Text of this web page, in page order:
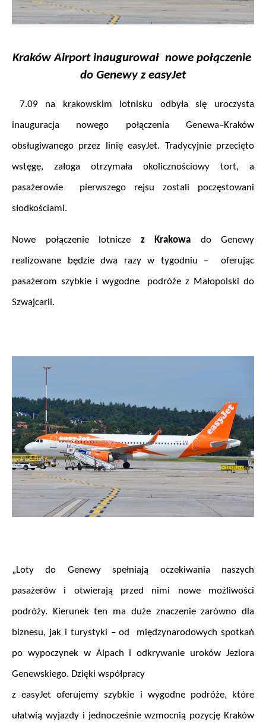
Kraków Airport inaugurował  nowe połączenie
do Genewy z easyJet
inauguracja nowego połączenia Genewa–Kraków
obsługiwanego przez linię easyJet. Tradycyjnie przecięto
wstęgę, załoga otrzymała okolicznościowy tort, a
pasażerowie  pierwszego rejsu zostali poczęstowani
słodkościami.
Nowe połączenie lotnicze z Krakowa do Genewy
realizowane będzie dwa razy w tygodniu –  oferując
pasażerom szybkie i wygodne  podróże z Małopolski do
Szwajcarii.
„Loty do Genewy spełniają oczekiwania naszych
pasażerów i otwierają przed nimi nowe możliwości
podróży. Kierunek ten ma duże znaczenie zarówno dla
biznesu, jak i turystyki – od  międzynarodowych spotkań
po wypoczynek w Alpach i odkrywanie uroków Jeziora
Genewskiego. Dzięki współpracy
z easyJet oferujemy szybkie i wygodne podróże, które
ułatwią wyjazdy i jednocześnie wzmocnią pozycję Kraków